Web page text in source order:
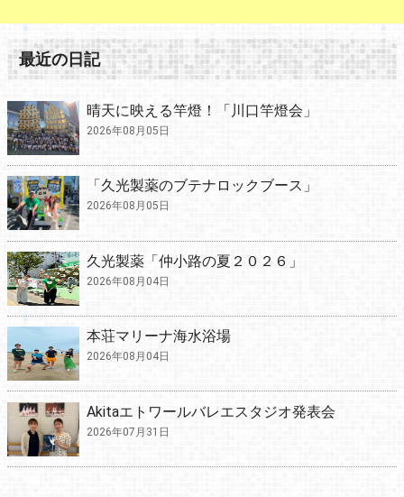
最近の日記
晴天に映える竿燈！「川口竿燈会」
2026年08月05日
「久光製薬のブテナロックブース」
2026年08月05日
久光製薬「仲小路の夏２０２６」
2026年08月04日
本荘マリーナ海水浴場
2026年08月04日
Akitaエトワールバレエスタジオ発表会
2026年07月31日